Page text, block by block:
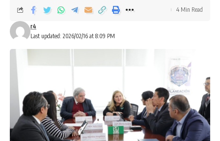
Last updated: 2026/02/16 at 8:09 PM
r4
4 Min Read